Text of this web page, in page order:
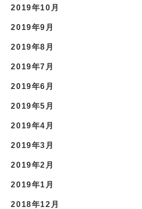
2019年10月
2019年9月
2019年8月
2019年7月
2019年6月
2019年5月
2019年4月
2019年3月
2019年2月
2019年1月
2018年12月